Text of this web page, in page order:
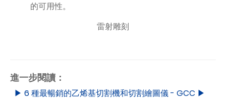
的可用性。
雷射雕刻
進一步閱讀：
▶ 6 種最暢銷的乙烯基切割機和切割繪圖儀 - GCC ▶